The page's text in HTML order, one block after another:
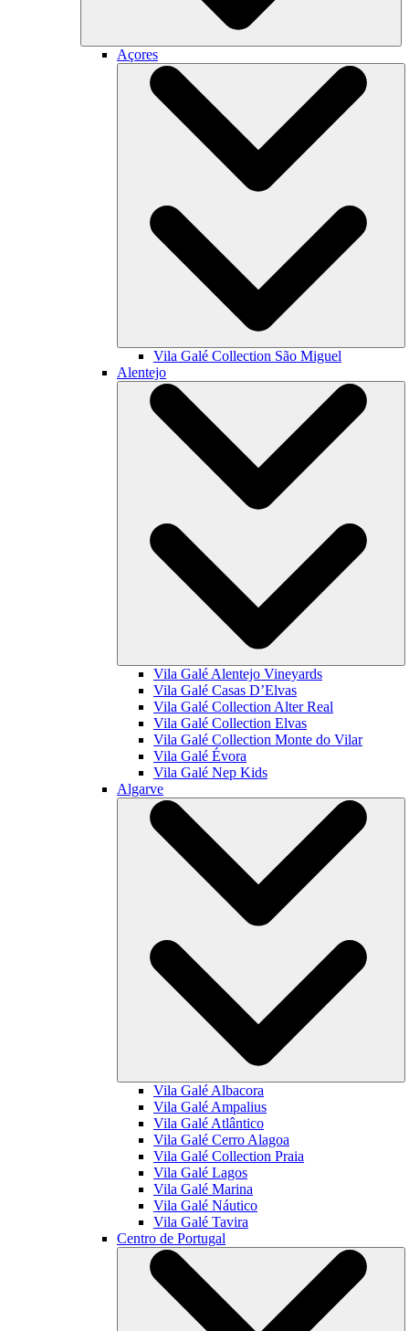
Açores
Vila Galé Collection São Miguel
Alentejo
Vila Galé Alentejo Vineyards
Vila Galé Casas D’Elvas
Vila Galé Collection Alter Real
Vila Galé Collection Elvas
Vila Galé Collection Monte do Vilar
Vila Galé Évora
Vila Galé Nep Kids
Algarve
Vila Galé Albacora
Vila Galé Ampalius
Vila Galé Atlântico
Vila Galé Cerro Alagoa
Vila Galé Collection Praia
Vila Galé Lagos
Vila Galé Marina
Vila Galé Náutico
Vila Galé Tavira
Centro de Portugal